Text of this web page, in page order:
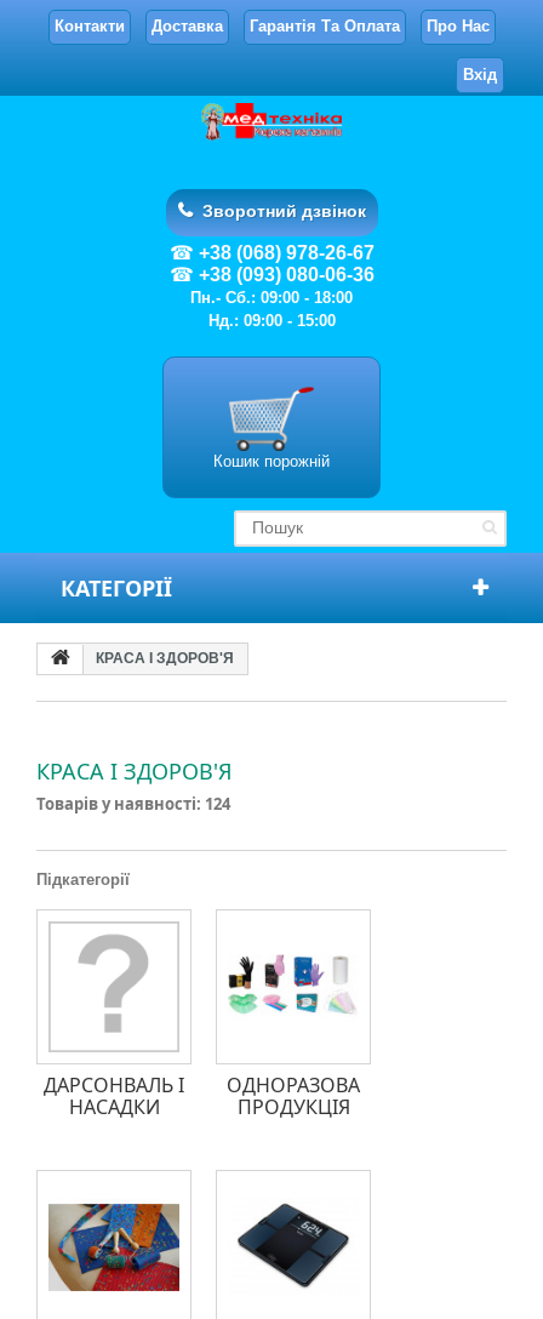
Контакти Доставка Гарантія Та Оплата Про Нас
Вхід
Зворотний дзвінок
+38 (068) 978-26-67
+38 (093) 080-06-36
Пн.- Сб.: 09:00 - 18:00
Нд.: 09:00 - 15:00
Кошик порожній
КАТЕГОРІЇ
КРАСА І ЗДОРОВ'Я
КРАСА І ЗДОРОВ'Я
Товарів у наявності: 124
Підкатегорії
ДАРСОНВАЛЬ І
НАСАДКИ
ОДНОРАЗОВА
ПРОДУКЦІЯ